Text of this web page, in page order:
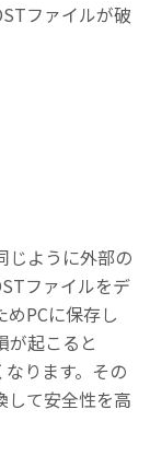
ファイルが破
じように外部の
ファイルをデ
PCに保存し
が起こると
ります。その
して安全性を高